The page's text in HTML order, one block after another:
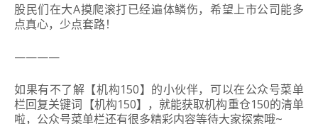
股民们在大A摸爬滚打已经遍体鳞伤，希望上市公司能多
点真心，少点套路！
————
如果有不了解【机构150】的小伙伴，可以在公众号菜单
栏回复关键词【机构150】，就能获取机构重仓150的清单
啦，公众号菜单栏还有很多精彩内容等待大家探索哦~